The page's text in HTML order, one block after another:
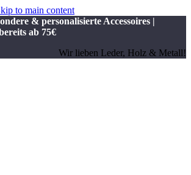
to main content
& personalisierte Accessoires |
ab 75€
Wir lieben Leder, Holz & Metall!